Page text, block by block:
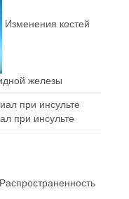
Изменения костей
железы
при инсульте
Распространенность